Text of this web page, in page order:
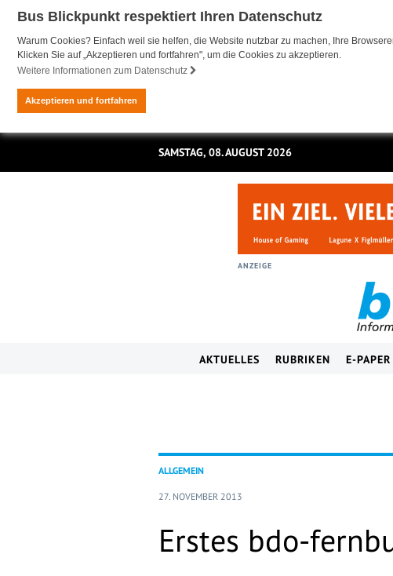
Bus Blickpunkt respektiert Ihren Datenschutz
Warum Cookies? Einfach weil sie helfen, die Website nutzbar zu machen, Ihre
Klicken Sie auf „Akzeptieren und fortfahren", um die Cookies zu akzeptieren.
Weitere Informationen zum Datenschutz
Akzeptieren und fortfahren
SAMSTAG, 08. AUGUST 2026
ANZEIGE
AKTUELLES RUBRIKEN E-PAPER
ALLGEMEIN
27. NOVEMBER 2013
Erstes bdo-